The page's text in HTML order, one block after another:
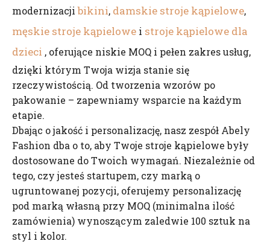
modernizacjibikini, damskie stroje kąpielowe,
męskie stroje kąpielowe i stroje kąpielowe dla
dzieci , oferujące niskie MOQ i pełen zakres usług,
dzięki którym Twoja wizja stanie się
rzeczywistością. Od tworzenia wzorów po
pakowanie – zapewniamy wsparcie na każdym
etapie.
Dbając o jakość i personalizację, nasz zespół Abely
Fashion dba o to, aby Twoje stroje kąpielowe były
dostosowane do Twoich wymagań. Niezależnie od
tego, czy jesteś startupem, czy marką o
ugruntowanej pozycji, oferujemy personalizację
pod marką własną przy MOQ (minimalna ilość
zamówienia) wynoszącym zaledwie 100 sztuk na
styl i kolor.